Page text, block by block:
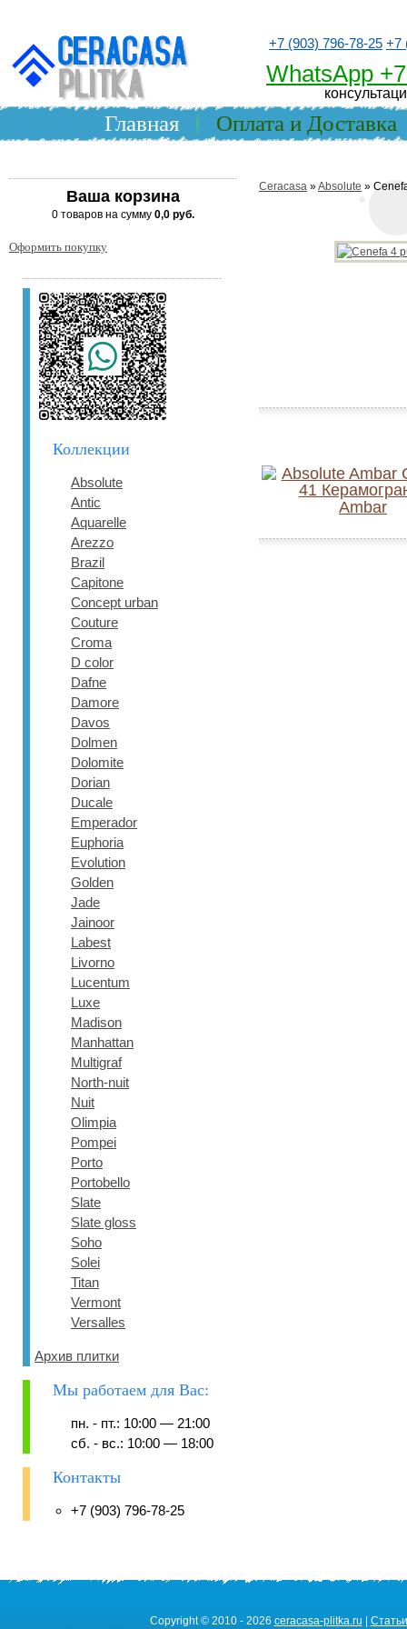
+7 (903) 796-78-25 +7
WhatsApp
Главная Оплата и Доставка
Ваша корзина
0 товаров на сумму 0,0 руб.
Оформить покупку
Коллекции
Absolute
Antic
Aquarelle
Arezzo
Brazil
Capitone
Concept urban
Couture
Croma
D color
Dafne
Damore
Davos
Dolmen
Dolomite
Dorian
Ducale
Emperador
Euphoria
Evolution
Golden
Jade
Jainoor
Labest
Livorno
Lucentum
Luxe
Madison
Manhattan
Multigraf
North-nuit
Nuit
Olimpia
Pompei
Porto
Portobello
Slate
Slate gloss
Soho
Solei
Titan
Vermont
Versalles
Архив плитки
Мы работаем для Вас:
пн. - пт.: 10:00 — 21:00
сб. - вс.: 10:00 — 18:00
Контакты
+7 (903) 796-78-25
Ceracasa »Absolute »
Ambar
Copyright © 2010 - 2026 ceracasa-plitka.ru